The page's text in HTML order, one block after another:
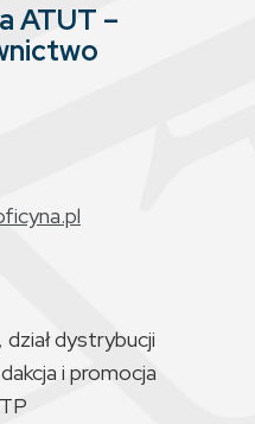
ATUT –
dystrybucji
i promocja